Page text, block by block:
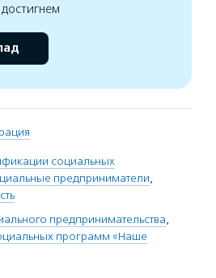
социальных
предприниматели,
предпринимательства,
программ «Наше